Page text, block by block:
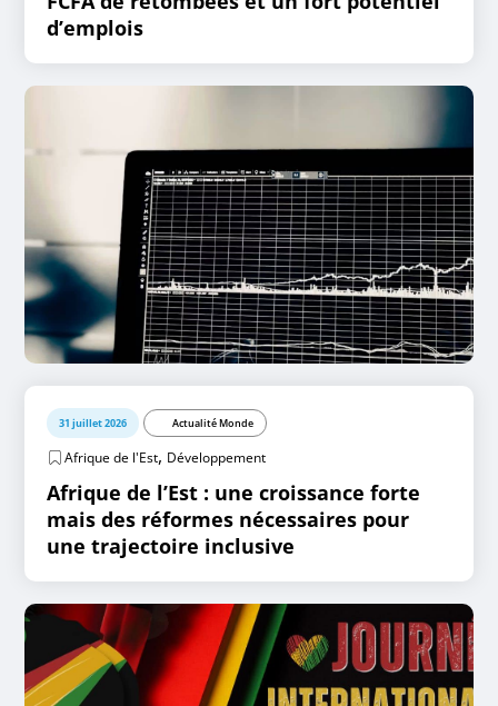
d’emplois
31 juillet 2026 Actualité Monde
Afrique de l'Est, Développement
Afrique de l’Est : une croissance forte
mais des réformes nécessaires pour
une trajectoire inclusive